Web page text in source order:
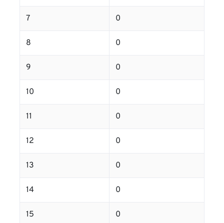
7 0
8 0
9 0
10 0
11 0
12 0
13 0
14 0
15 0